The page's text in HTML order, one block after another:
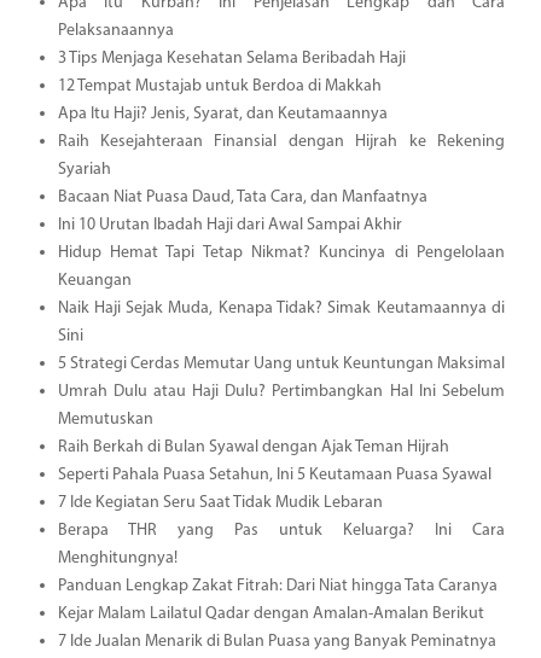
Pelaksanaannya
3 Tips Menjaga Kesehatan Selama Beribadah Haji
12 Tempat Mustajab untuk Berdoa di Makkah
Apa Itu Haji? Jenis, Syarat, dan Keutamaannya
Raih Kesejahteraan Finansial dengan Hijrah ke Rekening
Syariah
Bacaan Niat Puasa Daud, Tata Cara, dan Manfaatnya
Ini 10 Urutan Ibadah Haji dari Awal Sampai Akhir
Hidup Hemat Tapi Tetap Nikmat? Kuncinya di Pengelolaan
Keuangan
Naik Haji Sejak Muda, Kenapa Tidak? Simak Keutamaannya di
Sini
5 Strategi Cerdas Memutar Uang untuk Keuntungan Maksimal
Umrah Dulu atau Haji Dulu? Pertimbangkan Hal Ini Sebelum
Memutuskan
Raih Berkah di Bulan Syawal dengan Ajak Teman Hijrah
Seperti Pahala Puasa Setahun, Ini 5 Keutamaan Puasa Syawal
7 Ide Kegiatan Seru Saat Tidak Mudik Lebaran
Berapa THR yang Pas untuk Keluarga? Ini Cara
Menghitungnya!
Panduan Lengkap Zakat Fitrah: Dari Niat hingga Tata Caranya
Kejar Malam Lailatul Qadar dengan Amalan-Amalan Berikut
7 Ide Jualan Menarik di Bulan Puasa yang Banyak Peminatnya